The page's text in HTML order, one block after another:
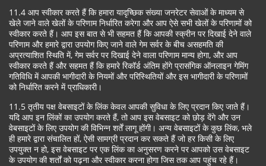
11.4 आप स्वीकार करते हैं कि हमारा यादृच्छिक संख्या जनरेटर सेवाओं के माध्यम से
खेले जाने वाले खेलों के परिणाम निर्धारित करेगा और आप ऐसे सभी खेलों के परिणामों को
स्वीकार करते हैं। आप इस बात से भी सहमत हैं कि आपकी स्क्रीन पर दिखाई देने वाले
परिणाम और हमारे द्वारा उपयोग किए जाने वाले गेम सर्वर के बीच असहमति की
अप्रत्याशित स्थिति में, गेम सर्वर पर दिखाई देने वाला परिणाम मान्य होगा, और आप
स्वीकार करते हैं और सहमत हैं कि हमारे रिकॉर्ड अंतिम होंगे प्रासंगिक ऑनलाइन गेमिंग
गतिविधि में आपकी भागीदारी के नियमों और परिस्थितियों और इस भागीदारी के परिणामों
को निर्धारित करने में प्राधिकारी।
11.5 तृतीय पक्ष वेबसाइटों के लिंक केवल आपकी सुविधा के लिए प्रदान किए जाते हैं।
यदि आप इन लिंकों का उपयोग करते हैं, तो आप इस वेबसाइट को छोड़ देंगे और उन
वेबसाइटों के लिए उपयोग की विभिन्न शर्तें लागू होंगी। अन्य वेबसाइटों के कुछ लिंक, भले
ही हमारे द्वारा संचालित हों, ऐसी सामग्री प्रदान कर सकते हैं जो हर किसी के लिए
उपयुक्त न हो, इस वेबसाइट पर एक लिंक का अनुसरण करने पर आपको उस वेबसाइट
के उपयोग की शर्तों को पढ़ना और स्वीकार करना होगा जिस तक आप पहुंच रहे हैं।